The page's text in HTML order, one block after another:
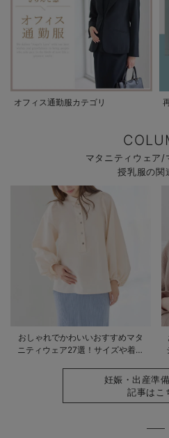
オフィス通勤服カテゴリ
マタニティウェア/
授乳服の関
おしゃれでかわいいおすすめマタ
ニティウェア27選！サイズや着る
妊娠・出産準
記事はこ